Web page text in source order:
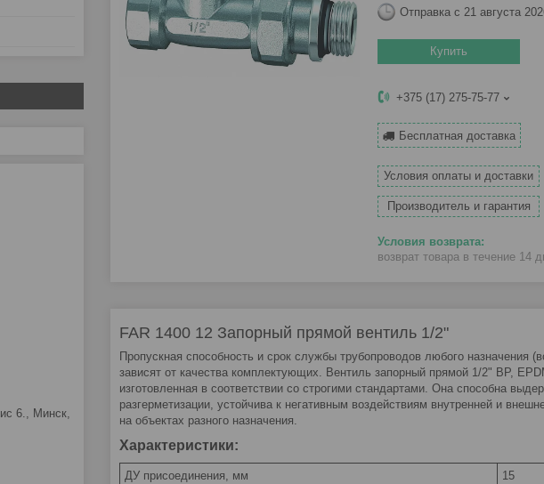
Отправка с 21 августа
Купить
+375 (17) 275-75-77
Бесплатная доставка
Условия оплаты и доставки
Производитель и гарантия
возврат товара в течение 14
FAR 1400 12 Запорный прямой вентиль 1/2"
Пропускная способность и срок службы трубопроводов любого назначения
зависят от качества комплектующих. Вентиль запорный прямой 1/2" ВР,
изготовленная в соответствии со строгими стандартами. Она способна
разгерметизации, устойчива к негативным воздействиям внутренней и
на объектах разного назначения.
Характеристики:
ДУ присоединения, мм
15
6., Минск,